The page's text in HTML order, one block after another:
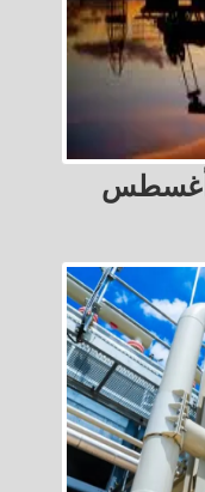
أسعار البترول اليوم الأحد 2 أغسطس